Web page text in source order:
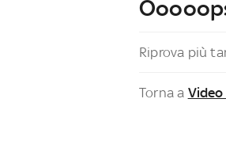
Riprova più
Torna a Video